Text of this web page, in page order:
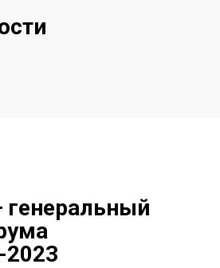
генеральный
2023